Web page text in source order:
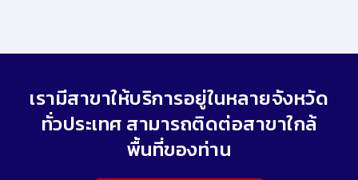
เรามีสาขาให้บริการอยู่ในหลายจังหวัด
ทั่วประเทศ สามารถติดต่อสาขาใกล้
พื้นที่ของท่าน